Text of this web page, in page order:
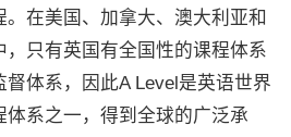
在美国、加拿大、澳大利亚和
，只有英国有全国性的课程体系
体系，因此A Level是英语世界
系之一，得到全球的广泛承